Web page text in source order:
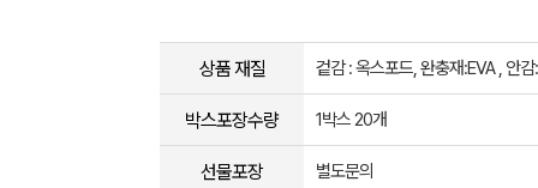
상품 재질 겉감 : 옥스포드, 완충재:EVA , 안
박스포장수량 1박스 20개
선물포장 별도문의